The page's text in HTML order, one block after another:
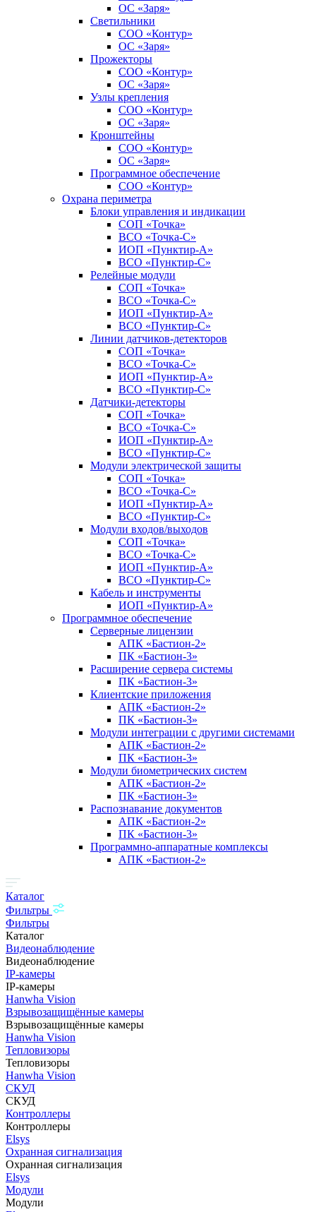
ОС «Заря»
Светильники
СОО «Контур»
ОС «Заря»
Прожекторы
СОО «Контур»
ОС «Заря»
Узлы крепления
СОО «Контур»
ОС «Заря»
Кронштейны
СОО «Контур»
ОС «Заря»
Программное обеспечение
СОО «Контур»
Охрана периметра
Блоки управления и индикации
СОП «Точка»
ВСО «Точка-С»
ИОП «Пунктир-А»
ВСО «Пунктир-С»
Релейные модули
СОП «Точка»
ВСО «Точка-С»
ИОП «Пунктир-А»
ВСО «Пунктир-С»
Линии датчиков-детекторов
СОП «Точка»
ВСО «Точка-С»
ИОП «Пунктир-А»
ВСО «Пунктир-С»
Датчики-детекторы
СОП «Точка»
ВСО «Точка-С»
ИОП «Пунктир-А»
ВСО «Пунктир-С»
Модули электрической защиты
СОП «Точка»
ВСО «Точка-С»
ИОП «Пунктир-А»
ВСО «Пунктир-С»
Модули входов/выходов
СОП «Точка»
ВСО «Точка-С»
ИОП «Пунктир-А»
ВСО «Пунктир-С»
Кабель и инструменты
ИОП «Пунктир-А»
Программное обеспечение
Серверные лицензии
АПК «Бастион-2»
ПК «Бастион-3»
Расширение сервера системы
ПК «Бастион-3»
Клиентские приложения
АПК «Бастион-2»
ПК «Бастион-3»
Модули интеграции с другими системами
АПК «Бастион-2»
ПК «Бастион-3»
Модули биометрических систем
АПК «Бастион-2»
ПК «Бастион-3»
Распознавание документов
АПК «Бастион-2»
ПК «Бастион-3»
Программно-аппаратные комплексы
АПК «Бастион-2»
Каталог
Фильтры
Фильтры
Каталог
Видеонаблюдение
Видеонаблюдение
IP-камеры
IP-камеры
Hanwha Vision
Взрывозащищённые камеры
Взрывозащищённые камеры
Hanwha Vision
Тепловизоры
Тепловизоры
Hanwha Vision
СКУД
СКУД
Контроллеры
Контроллеры
Elsys
Охранная сигнализация
Охранная сигнализация
Elsys
Модули
Модули